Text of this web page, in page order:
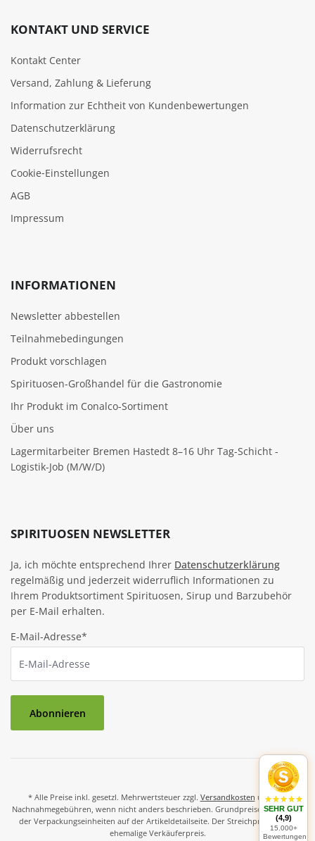
KONTAKT UND SERVICE
Kontakt Center
Versand, Zahlung & Lieferung
Information zur Echtheit von Kundenbewertungen
Datenschutzerklärung
Widerrufsrecht
Cookie‑Einstellungen
AGB
Impressum
INFORMATIONEN
Newsletter abbestellen
Teilnahmebedingungen
Produkt vorschlagen
Spirituosen-Großhandel für die Gastronomie
Ihr Produkt im Conalco-Sortiment
Über uns
Lagermitarbeiter Bremen Hastedt 8–16 Uhr Tag-Schicht -
Logistik-Job (M/W/D)
SPIRITUOSEN NEWSLETTER
Ja, ich möchte entsprechend Ihrer Datenschutzerklärung
regelmäßig und jederzeit widerruflich Informationen zu
Ihrem Produktsortiment Spirituosen, Sirup und Barzubehör
per E-Mail erhalten.
E-Mail-Adresse*
Abonnieren
* Alle Preise inkl. gesetzl. Mehrwertsteuer zzgl. Versandkosten und ggf.
Nachnahmegebühren, wenn nicht anders beschrieben. Grundpreise und Preise
der Verpackungseinheiten auf der Artikeldetailseite. Der Streichpreis ist der
ehemalige Verkäuferpreis.
SEHR GUT
(4,9)
15.000+
Bewertungen